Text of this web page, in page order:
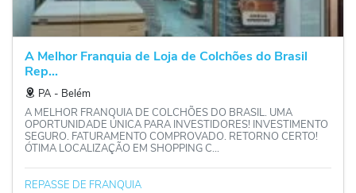
A Melhor Franquia de Loja de Colchões do Brasil
Rep...
PA ‐ Belém
A MELHOR FRANQUIA DE COLCHÕES DO BRASIL. UMA
OPORTUNIDADE ÚNICA PARA INVESTIDORES! INVESTIMENTO
SEGURO. FATURAMENTO COMPROVADO. RETORNO CERTO!
ÓTIMA LOCALIZAÇÃO EM SHOPPING C...
REPASSE DE FRANQUIA